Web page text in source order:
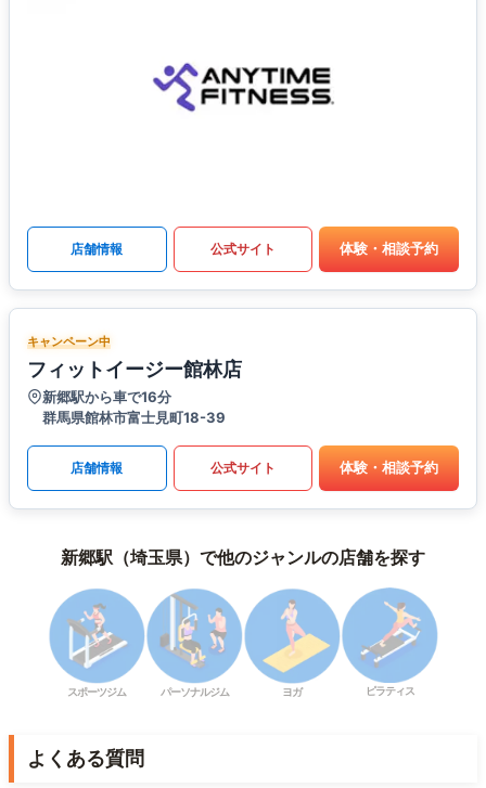
店舗情報 公式サイト 体験・相談予約
キャンペーン中
フィットイージー館林店
新郷駅から車で16分
群馬県館林市富士見町18-39
店舗情報 公式サイト 体験・相談予約
新郷駅（埼玉県）で他のジャンルの店舗を探す
スポーツジム パーソナルジム ヨガ ピラティス
よくある質問